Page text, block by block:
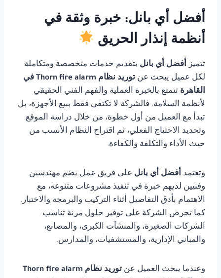
أفضل أي بانل: خبرة وثقة في
أنظمة إنذار الحريق
تتميز أفضل أي بانل بتقديم خدمات متخصصة ومتكاملة
لكل عميل يبحث عن
توريد نظام Thorn fire alarm في
القاهرة تتمتع بالخبرة العملية والفهم الفني الحقيقي
لأنظمة السلامة. فالشركة لا تكتفي فقط ببيع الأجهزة، بل
تبدأ مع العميل من أول خطوة، من خلال دراسة الموقع
وتحديد الاحتياج الفعلي، ثم اقتراح النظام الأنسب من
حيث الأداء والتكلفة والكفاءة.
وتعتمد أفضل أي بانل على فريق عمل يضم مهندسين
وفنيين لديهم خبرة في تنفيذ مشروعات متنوعة، مع
الاهتمام بأدق التفاصيل أثناء التركيب والبرمجة والاختبار.
كما تحرص الشركة على توفير حلول مرنة تناسب
الشركات الصغيرة، والمنشآت الكبرى، والمصانع،
والمباني الإدارية، والمستشفيات، والمدارس.
وعندما يبحث العميل عن
توريد نظام Thorn fire alarm